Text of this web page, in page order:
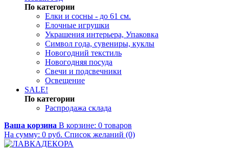
По категории
Елки и сосны - до 61 см.
Елочные игрушки
Украшения интерьера, Упаковка
Символ года, сувениры, куклы
Новогодний текстиль
Новогодняя посуда
Свечи и подсвечники
Освещение
SALE!
По категории
Распродажа склада
Ваша корзина В корзине: 0 товаров
На сумму: 0 руб. Список желаний (0)